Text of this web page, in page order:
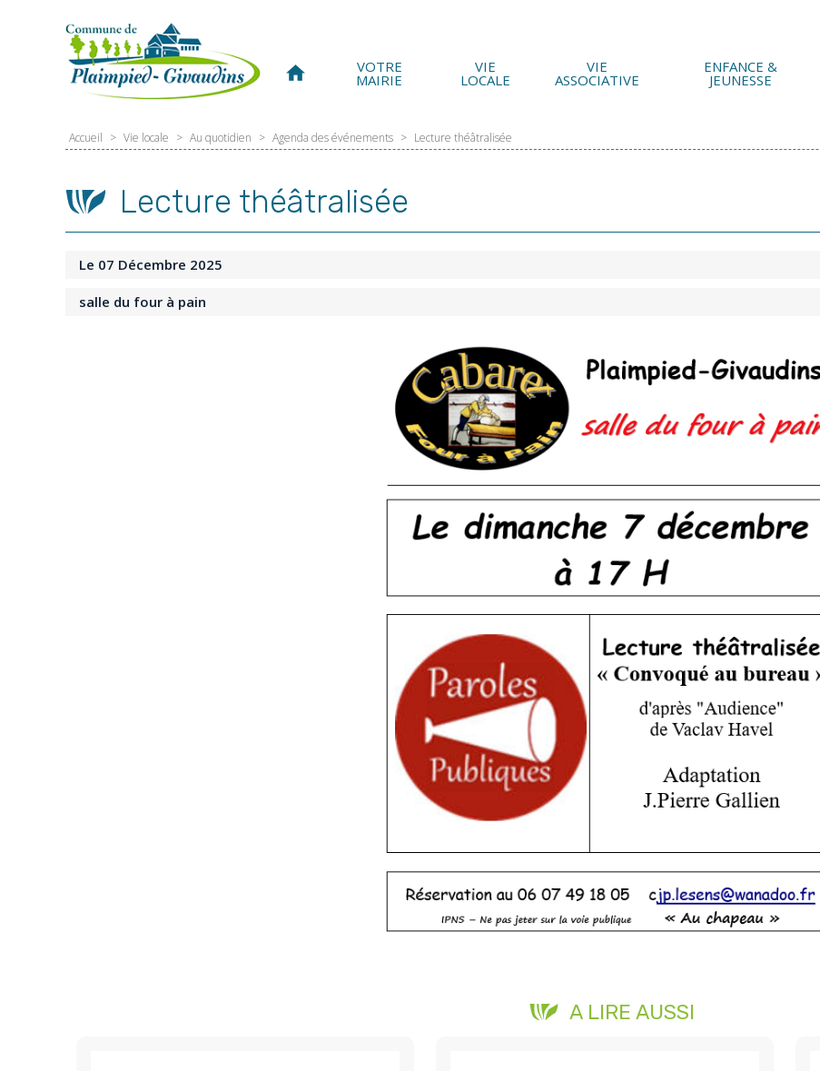
home VOTRE
MAIRIE
VIE
LOCALE
VIE
ASSOCIATIVE
ENFANCE &
JEUNESSE
Accueil > Vie locale > Au quotidien > Agenda des événements > Lecture théâtralisée
Lecture théâtralisée
Le 07 Décembre 2025
salle du four à pain
A LIRE AUSSI